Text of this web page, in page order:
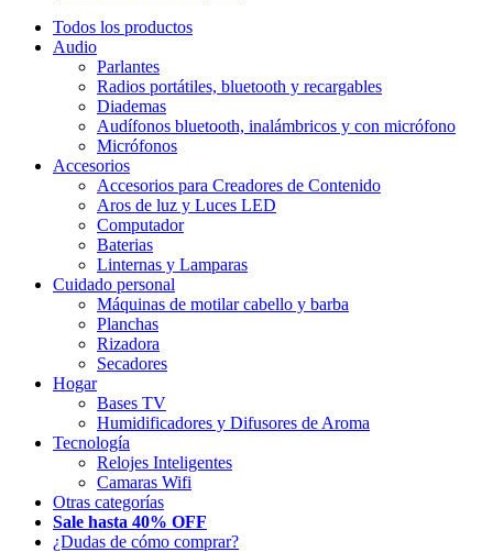
Todos los productos
Audio
Parlantes
Radios portátiles, bluetooth y recargables
Diademas
Audífonos bluetooth, inalámbricos y con micrófono
Micrófonos
Accesorios
Accesorios para Creadores de Contenido
Aros de luz y Luces LED
Computador
Baterias
Linternas y Lamparas
Cuidado personal
Máquinas de motilar cabello y barba
Planchas
Rizadora
Secadores
Hogar
Bases TV
Humidificadores y Difusores de Aroma
Tecnología
Relojes Inteligentes
Camaras Wifi
Otras categorías
Sale hasta 40% OFF
¿Dudas de cómo comprar?